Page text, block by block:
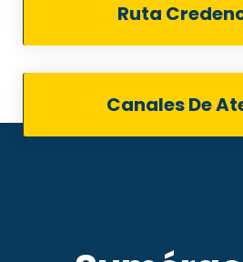
Ruta
Canales De